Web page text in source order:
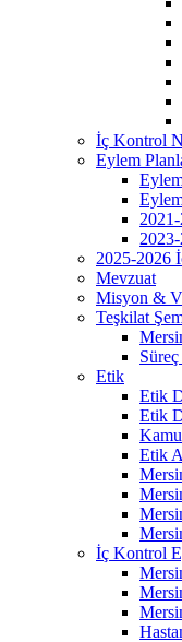
İç Kontrol
Eylem
2025-2026
Mevzuat
Misyon &
Teşkilat
Etik
Etik
Etik
Etik
İç Kontrol